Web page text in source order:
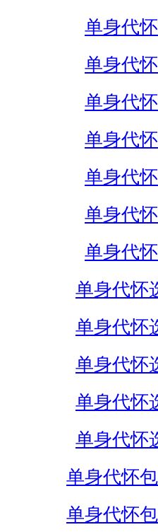
单身代
单身代
单身代
单身代
单身代
单身代
单身代
单身代怀
单身代怀
单身代怀
单身代怀
单身代怀
单身代怀
单身代怀